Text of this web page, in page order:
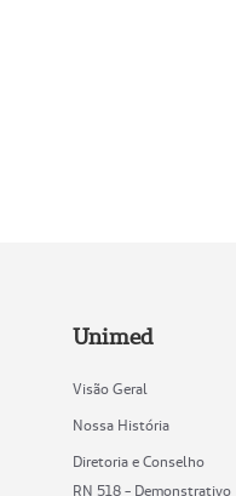
Unimed
Visão Geral
Nossa História
Diretoria e Conselho
RN 518 - Demonstrativo